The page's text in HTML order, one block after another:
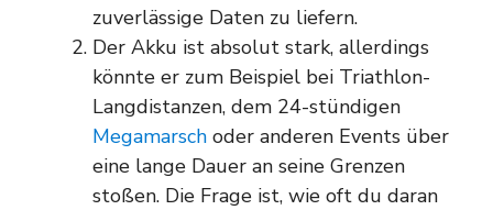
zuverlässige Daten zu liefern.
Der Akku ist absolut stark, allerdings
könnte er zum Beispiel bei Triathlon-
Langdistanzen, dem 24-stündigen
Megamarsch oder anderen Events über
eine lange Dauer an seine Grenzen
stoßen. Die Frage ist, wie oft du daran